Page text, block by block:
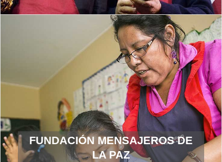
FUNDACIÓN MENSAJEROS DE
LA PAZ